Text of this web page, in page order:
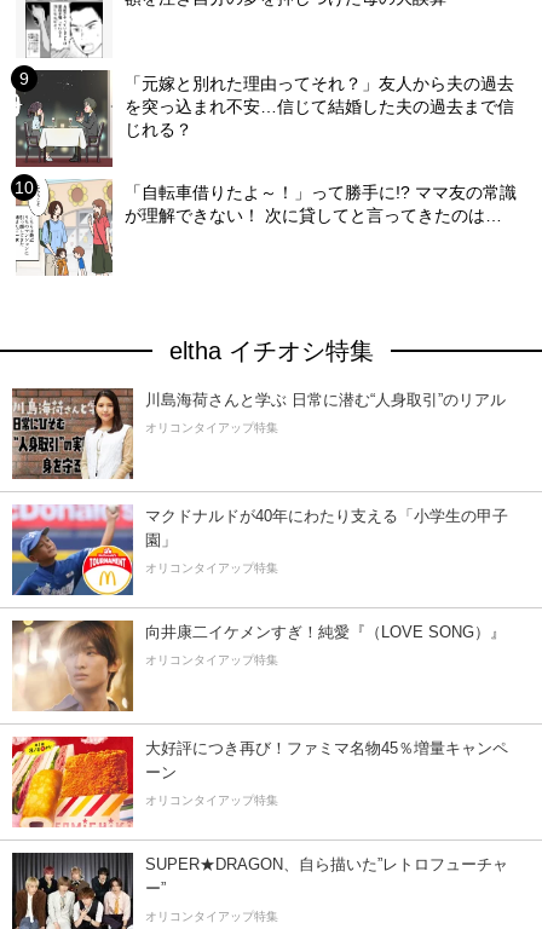
「元嫁と別れた理由ってそれ？」友人から夫の過去
を突っ込まれ不安…信じて結婚した夫の過去まで信
じれる？
「自転車借りたよ～！」って勝手に!? ママ友の常識
が理解できない！ 次に貸してと言ってきたのは…
eltha イチオシ特集
川島海荷さんと学ぶ 日常に潜む“人身取引”のリアル
オリコンタイアップ特集
マクドナルドが40年にわたり支える「小学生の甲子
園」
オリコンタイアップ特集
向井康二イケメンすぎ！純愛『（LOVE SONG）』
オリコンタイアップ特集
大好評につき再び！ファミマ名物45％増量キャンペ
ーン
オリコンタイアップ特集
SUPER★DRAGON、自ら描いた”レトロフューチャ
ー”
オリコンタイアップ特集